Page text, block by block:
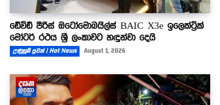
ඩේවිඩ් පීරිස් ඔටෝමොබයිල්ස් BAIC X3e ඉලෙක්ට්‍රික්
මෝටර් රථය ශ්‍රී ලංකාවට හඳුන්වා දෙයි
උණුසුම් පුවත් | Hot News August 1, 2026